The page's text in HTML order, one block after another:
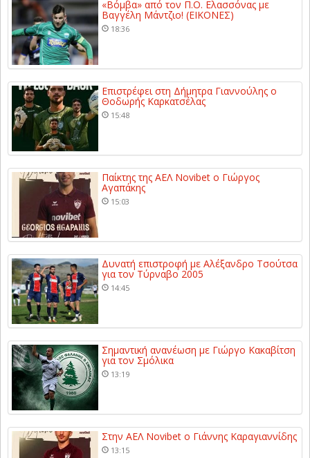
«Βόμβα» από τον Π.Ο. Ελασσόνας με
Βαγγέλη Μάντζιο! (ΕΙΚΟΝΕΣ)
18:36
Επιστρέφει στη Δήμητρα Γιαννούλης ο
Θοδωρής Καρκατσέλας
15:48
Παίκτης της ΑΕΛ Novibet ο Γιώργος
Αγαπάκης
15:03
Δυνατή επιστροφή με Αλέξανδρο Τσούτσα
για τον Τύρναβο 2005
14:45
Σημαντική ανανέωση με Γιώργο Κακαβίτση
για τον Σμόλικα
13:19
Στην ΑΕΛ Novibet ο Γιάννης Καραγιαννίδης
13:15